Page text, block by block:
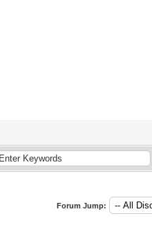
Forum Jump: